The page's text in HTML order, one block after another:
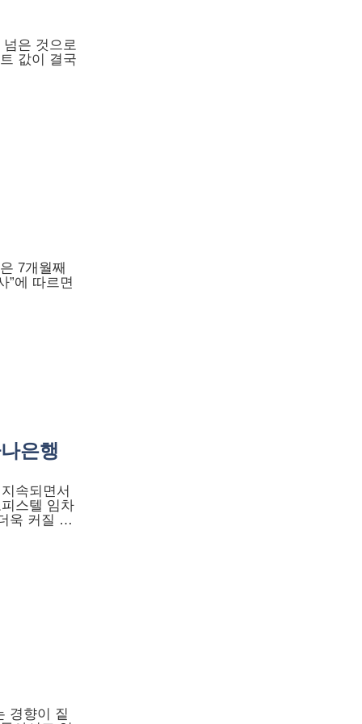
은 것으로
값이 결국
7개월째
”에 따르면
은행
속되면서
스텔 임차
욱 커질 …
경향이 짙